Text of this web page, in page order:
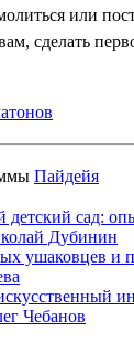
или
сделать
Пайдейя
детский сад:
Дубинин
ушаковцев и
Чебанов